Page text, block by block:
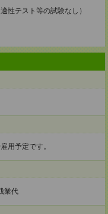
性テスト等の試験なし）
用予定です。
業代